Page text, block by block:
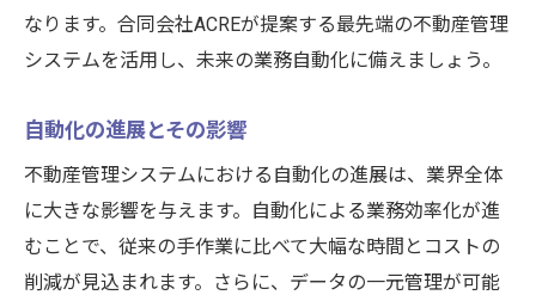
なります。合同会社ACREが提案する最先端の不動産管理
システムを活用し、未来の業務自動化に備えましょう。
自動化の進展とその影響
不動産管理システムにおける自動化の進展は、業界全体
に大きな影響を与えます。自動化による業務効率化が進
むことで、従来の手作業に比べて大幅な時間とコストの
削減が見込まれます。さらに、データの一元管理が可能